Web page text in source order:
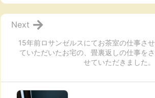
15年前ロサンゼルスにてお茶室の仕事させ
ていただいたお宅の、畳裏返しの仕事をさ
せていただきました。
Next